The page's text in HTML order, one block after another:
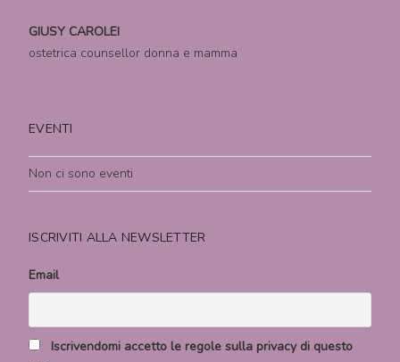
GIUSY CAROLEI
ostetrica counsellor donna e mamma
EVENTI
Non ci sono eventi
ISCRIVITI ALLA NEWSLETTER
Email
Iscrivendomi accetto le regole sulla privacy di questo